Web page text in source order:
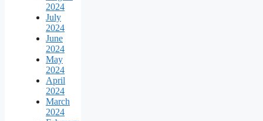
2024
July
2024
June
2024
May
2024
April
2024
March
2024